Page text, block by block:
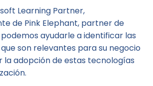
Learning Partner,
de Pink Elephant, partner de
ayudarle a identificar las
son relevantes para su negocio
la adopción de estas tecnologías